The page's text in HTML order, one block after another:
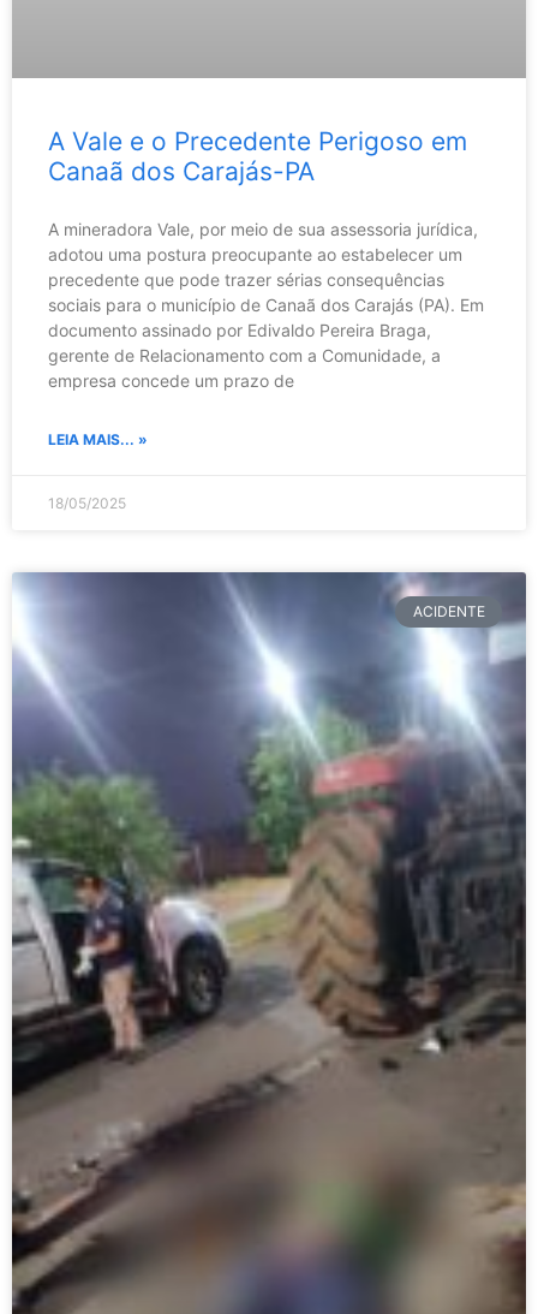
A Vale e o Precedente Perigoso em
Canaã dos Carajás-PA
A mineradora Vale, por meio de sua assessoria jurídica,
adotou uma postura preocupante ao estabelecer um
precedente que pode trazer sérias consequências
sociais para o município de Canaã dos Carajás (PA). Em
documento assinado por Edivaldo Pereira Braga,
gerente de Relacionamento com a Comunidade, a
empresa concede um prazo de
LEIA MAIS... »
18/05/2025
ACIDENTE